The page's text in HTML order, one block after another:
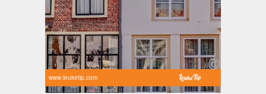
www.leuketip.com